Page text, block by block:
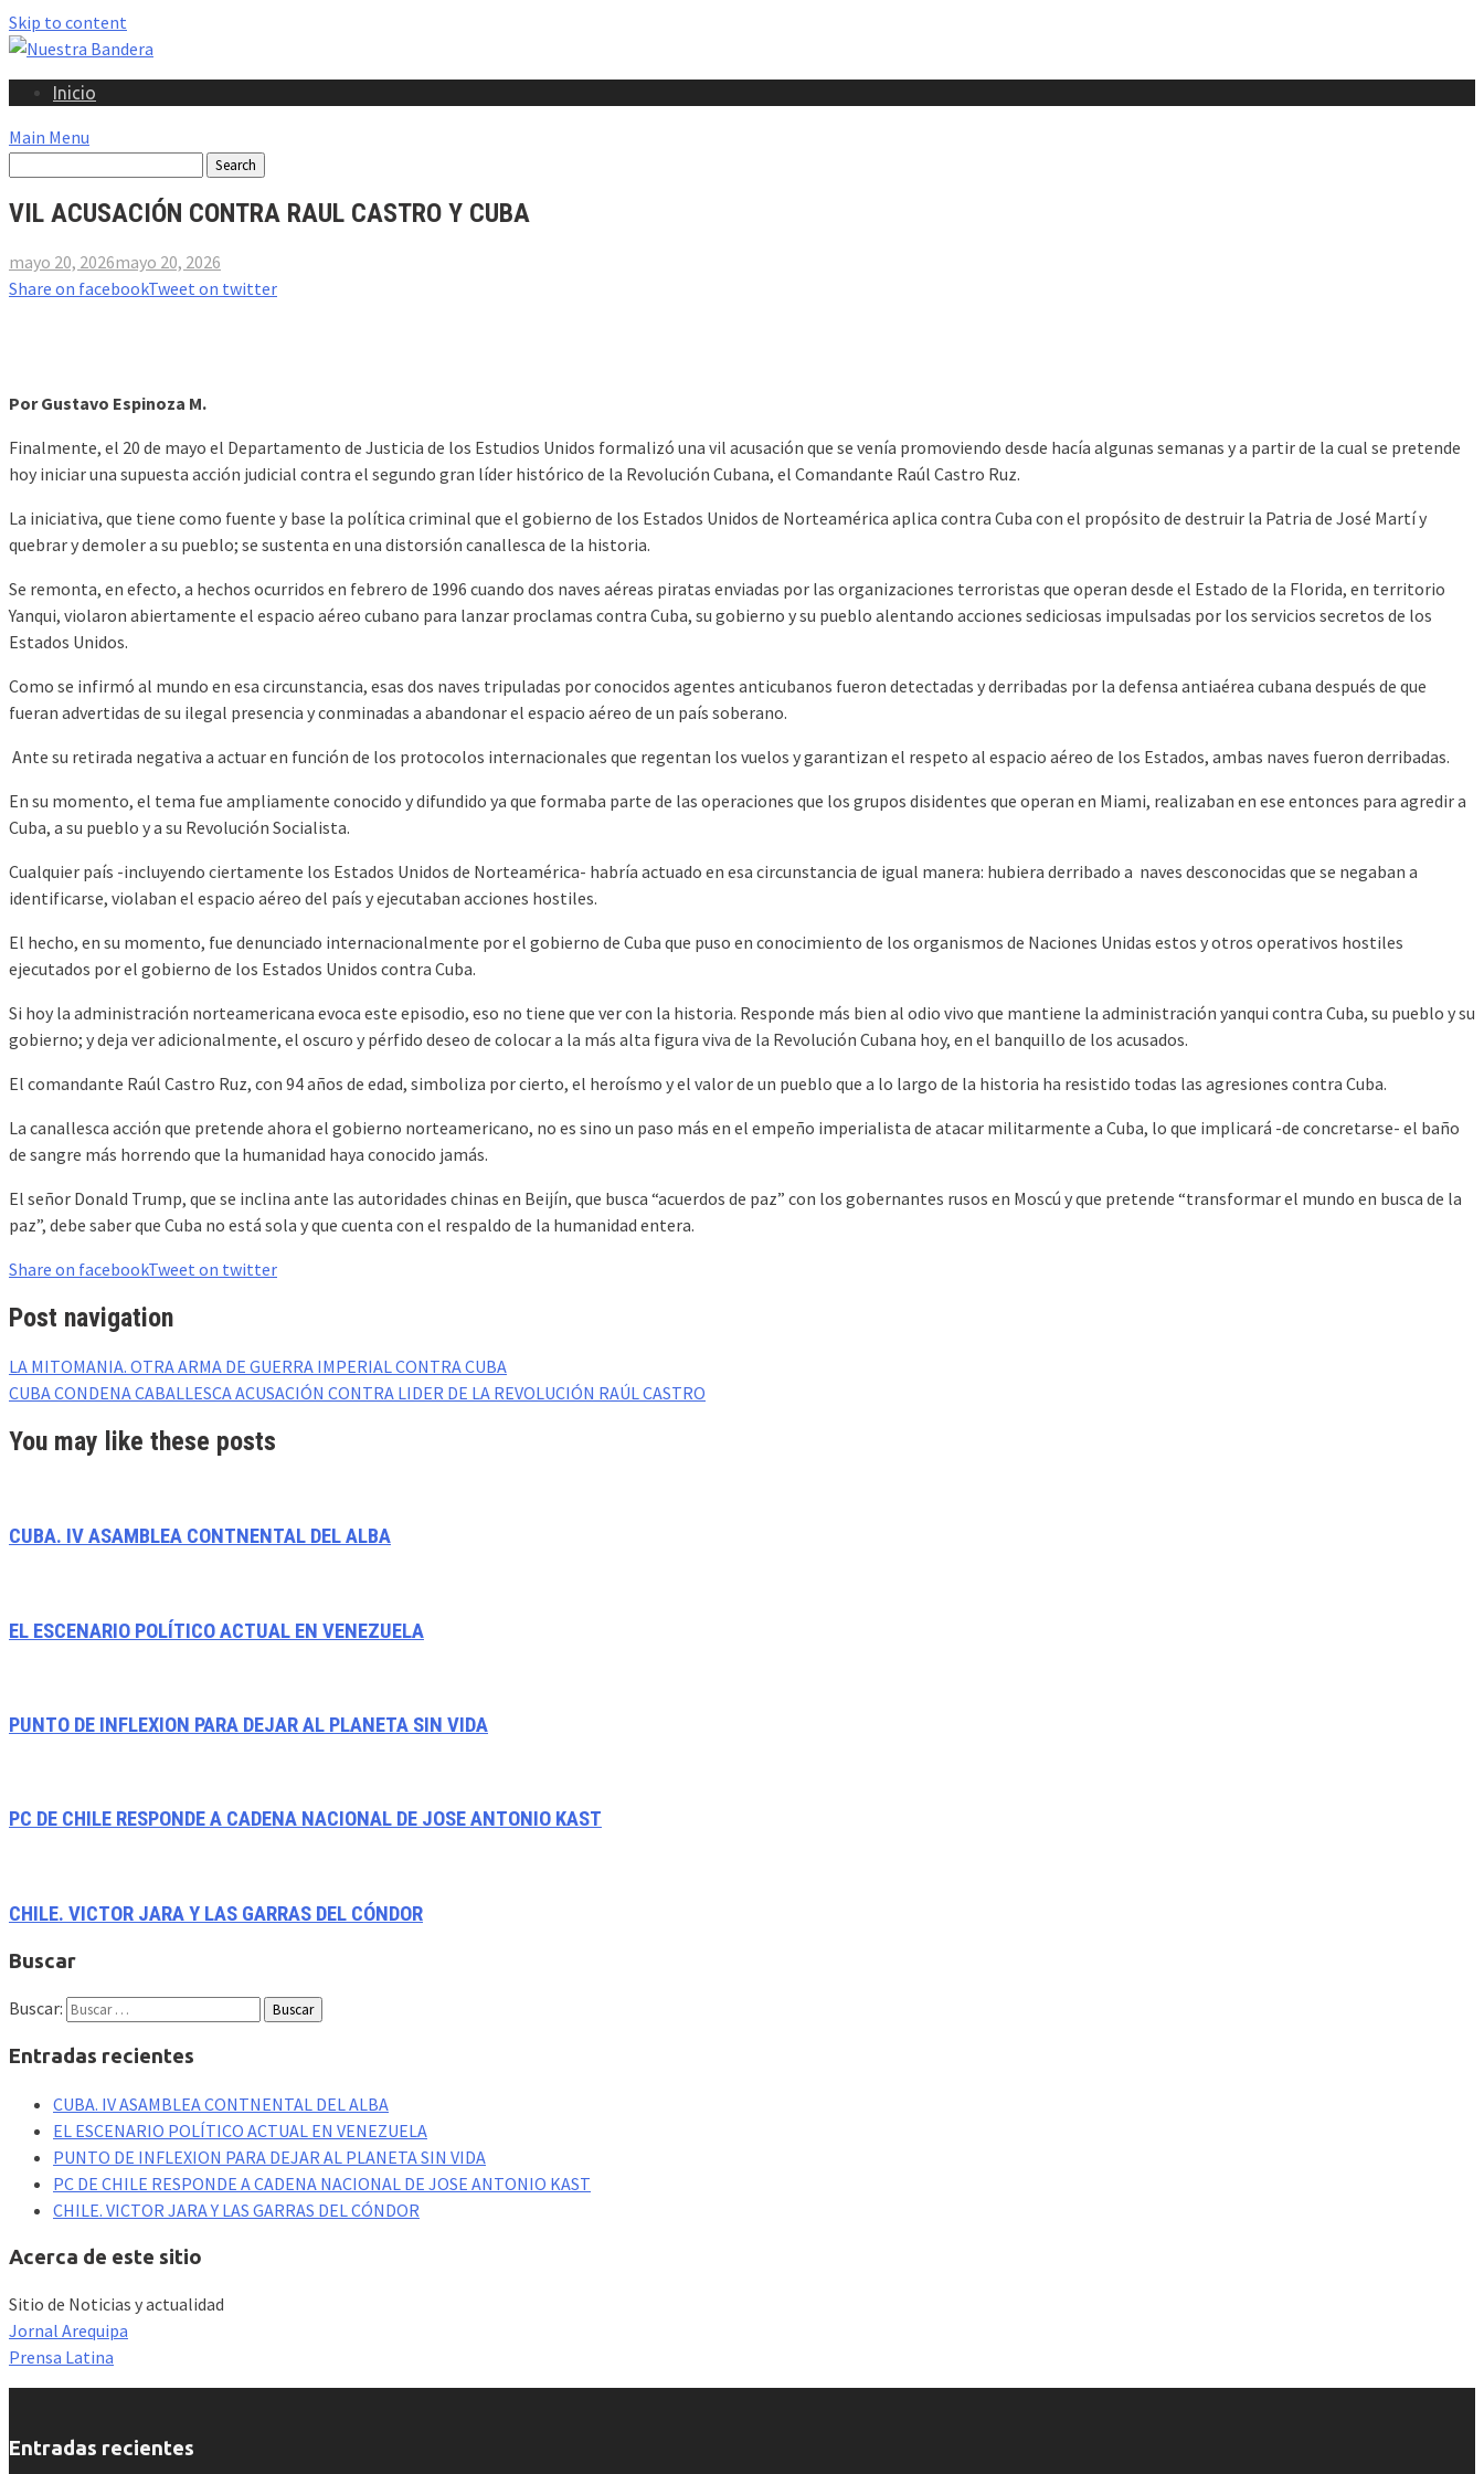
Skip to content
Inicio
Main Menu
VIL ACUSACIÓN CONTRA RAUL CASTRO Y CUBA
mayo 20, 2026mayo 20, 2026
Share on facebookTweet on twitter
Por Gustavo Espinoza M.
Finalmente, el 20 de mayo el Departamento de Justicia de los Estudios Unidos formalizó una vil acusación que se venía promoviendo desde hacía algunas semanas y a partir de la cual se pretende
hoy iniciar una supuesta acción judicial contra el segundo gran líder histórico de la Revolución Cubana, el Comandante Raúl Castro Ruz.
La iniciativa, que tiene como fuente y base la política criminal que el gobierno de los Estados Unidos de Norteamérica aplica contra Cuba con el propósito de destruir la Patria de José Martí y
quebrar y demoler a su pueblo; se sustenta en una distorsión canallesca de la historia.
Se remonta, en efecto, a hechos ocurridos en febrero de 1996 cuando dos naves aéreas piratas enviadas por las organizaciones terroristas que operan desde el Estado de la Florida, en territorio
Yanqui, violaron abiertamente el espacio aéreo cubano para lanzar proclamas contra Cuba, su gobierno y su pueblo alentando acciones sediciosas impulsadas por los servicios secretos de los
Estados Unidos.
Como se infirmó al mundo en esa circunstancia, esas dos naves tripuladas por conocidos agentes anticubanos fueron detectadas y derribadas por la defensa antiaérea cubana después de que
fueran advertidas de su ilegal presencia y conminadas a abandonar el espacio aéreo de un país soberano.
Ante su retirada negativa a actuar en función de los protocolos internacionales que regentan los vuelos y garantizan el respeto al espacio aéreo de los Estados, ambas naves fueron derribadas.
En su momento, el tema fue ampliamente conocido y difundido ya que formaba parte de las operaciones que los grupos disidentes que operan en Miami, realizaban en ese entonces para agredir a
Cuba, a su pueblo y a su Revolución Socialista.
Cualquier país -incluyendo ciertamente los Estados Unidos de Norteamérica- habría actuado en esa circunstancia de igual manera: hubiera derribado a naves desconocidas que se negaban a
identificarse, violaban el espacio aéreo del país y ejecutaban acciones hostiles.
El hecho, en su momento, fue denunciado internacionalmente por el gobierno de Cuba que puso en conocimiento de los organismos de Naciones Unidas estos y otros operativos hostiles
ejecutados por el gobierno de los Estados Unidos contra Cuba.
Si hoy la administración norteamericana evoca este episodio, eso no tiene que ver con la historia. Responde más bien al odio vivo que mantiene la administración yanqui contra Cuba, su pueblo y su
gobierno; y deja ver adicionalmente, el oscuro y pérfido deseo de colocar a la más alta figura viva de la Revolución Cubana hoy, en el banquillo de los acusados.
El comandante Raúl Castro Ruz, con 94 años de edad, simboliza por cierto, el heroísmo y el valor de un pueblo que a lo largo de la historia ha resistido todas las agresiones contra Cuba.
La canallesca acción que pretende ahora el gobierno norteamericano, no es sino un paso más en el empeño imperialista de atacar militarmente a Cuba, lo que implicará -de concretarse- el baño
de sangre más horrendo que la humanidad haya conocido jamás.
El señor Donald Trump, que se inclina ante las autoridades chinas en Beijín, que busca “acuerdos de paz” con los gobernantes rusos en Moscú y que pretende “transformar el mundo en busca de la
paz”, debe saber que Cuba no está sola y que cuenta con el respaldo de la humanidad entera.
Share on facebookTweet on twitter
Post navigation
LA MITOMANIA. OTRA ARMA DE GUERRA IMPERIAL CONTRA CUBA
CUBA CONDENA CABALLESCA ACUSACIÓN CONTRA LIDER DE LA REVOLUCIÓN RAÚL CASTRO
You may like these posts
CUBA. IV ASAMBLEA CONTNENTAL DEL ALBA
EL ESCENARIO POLÍTICO ACTUAL EN VENEZUELA
PUNTO DE INFLEXION PARA DEJAR AL PLANETA SIN VIDA
PC DE CHILE RESPONDE A CADENA NACIONAL DE JOSE ANTONIO KAST
CHILE. VICTOR JARA Y LAS GARRAS DEL CÓNDOR
Buscar
Buscar:
Entradas recientes
CUBA. IV ASAMBLEA CONTNENTAL DEL ALBA
EL ESCENARIO POLÍTICO ACTUAL EN VENEZUELA
PUNTO DE INFLEXION PARA DEJAR AL PLANETA SIN VIDA
PC DE CHILE RESPONDE A CADENA NACIONAL DE JOSE ANTONIO KAST
CHILE. VICTOR JARA Y LAS GARRAS DEL CÓNDOR
Acerca de este sitio
Sitio de Noticias y actualidad
Jornal Arequipa
Prensa Latina
Entradas recientes